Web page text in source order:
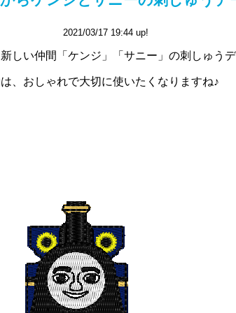
2021/03/17 19:44 up!
しい仲間「ケンジ」「サニー」の刺しゅう
、おしゃれで大切に使いたくなりますね♪